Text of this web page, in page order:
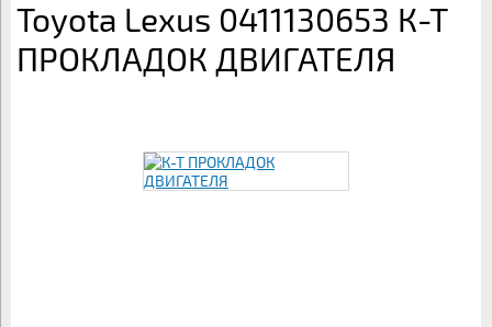
Toyota Lexus 0411130653 К-Т
ПРОКЛАДОК ДВИГАТЕЛЯ